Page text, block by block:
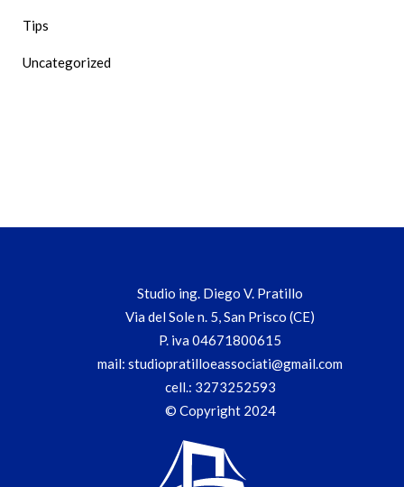
Tips
Uncategorized
Studio ing. Diego V. Pratillo
Via del Sole n. 5, San Prisco (CE)
P. iva 04671800615
mail: studiopratilloeassociati@gmail.com
cell.: 3273252593
© Copyright 2024